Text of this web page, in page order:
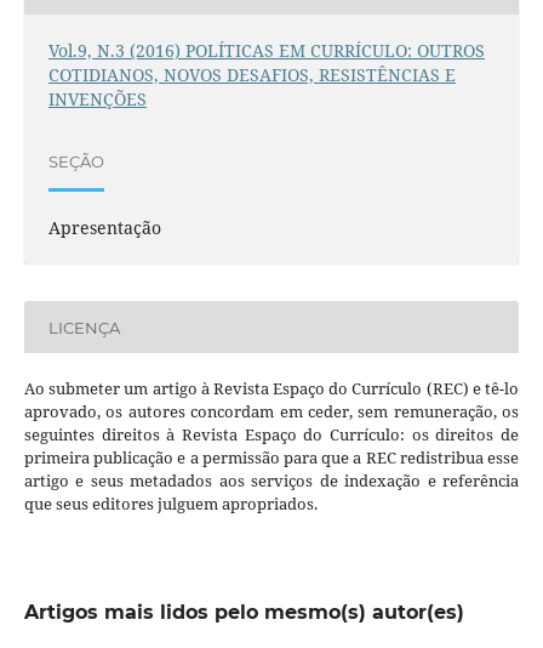
Vol.9, N.3 (2016) POLÍTICAS EM CURRÍCULO: OUTROS
COTIDIANOS, NOVOS DESAFIOS, RESISTÊNCIAS E
INVENÇÕES
SEÇÃO
Apresentação
LICENÇA
Ao submeter um artigo à Revista Espaço do Currículo (REC) e tê-lo
aprovado, os autores concordam em ceder, sem remuneração, os
seguintes direitos à Revista Espaço do Currículo: os direitos de
primeira publicação e a permissão para que a REC redistribua esse
artigo e seus metadados aos serviços de indexação e referência
que seus editores julguem apropriados.
Artigos mais lidos pelo mesmo(s) autor(es)